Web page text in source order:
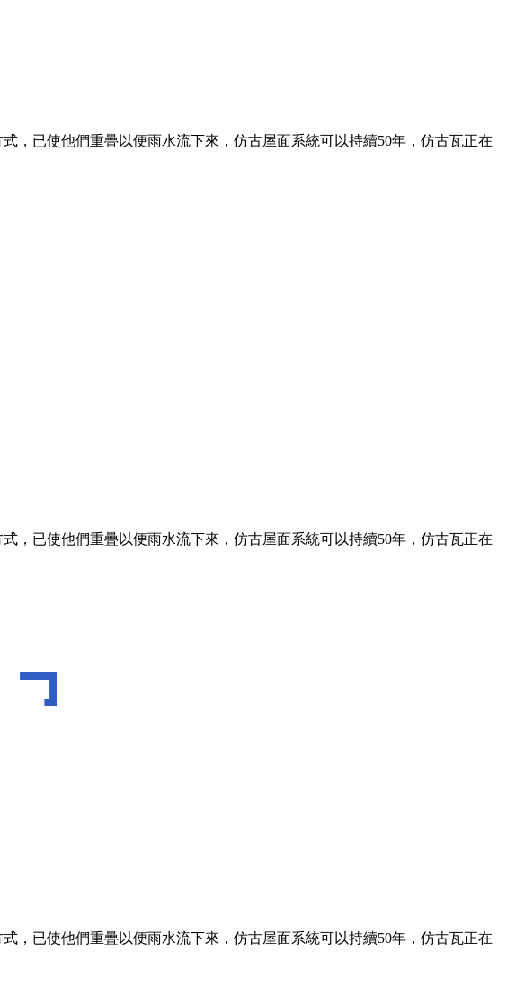
，已使他們重疊以便雨水流下來，仿古屋面系統可以持續50年，仿古瓦正在
，已使他們重疊以便雨水流下來，仿古屋面系統可以持續50年，仿古瓦正在
，已使他們重疊以便雨水流下來，仿古屋面系統可以持續50年，仿古瓦正在